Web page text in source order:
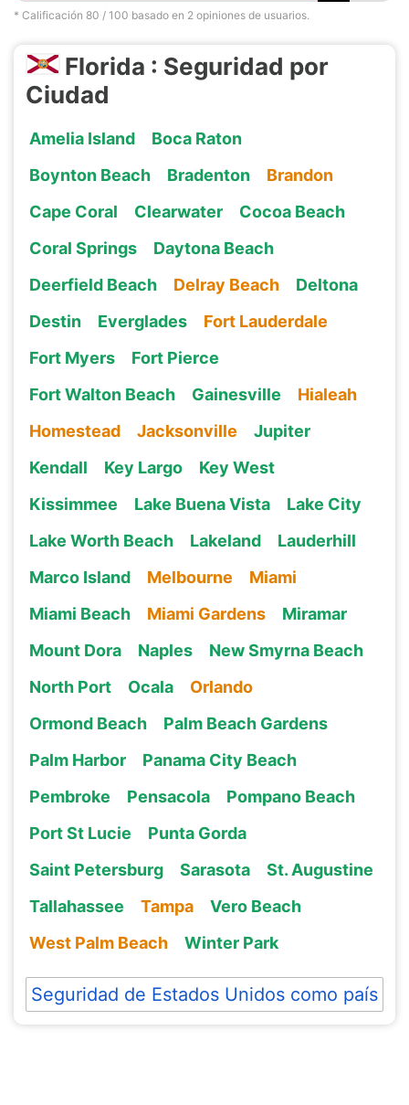
* Calificación 80 / 100 basado en 2 opiniones de usuarios.
Florida : Seguridad por
Ciudad
Amelia Island
Boca Raton
Boynton Beach
Bradenton
Brandon
Cape Coral
Clearwater
Cocoa Beach
Coral Springs
Daytona Beach
Deerfield Beach
Delray Beach
Deltona
Destin
Everglades
Fort Lauderdale
Fort Myers
Fort Pierce
Fort Walton Beach
Gainesville
Hialeah
Homestead
Jacksonville
Jupiter
Kendall
Key Largo
Key West
Kissimmee
Lake Buena Vista
Lake City
Lake Worth Beach
Lakeland
Lauderhill
Marco Island
Melbourne
Miami
Miami Beach
Miami Gardens
Miramar
Mount Dora
Naples
New Smyrna Beach
North Port
Ocala
Orlando
Ormond Beach
Palm Beach Gardens
Palm Harbor
Panama City Beach
Pembroke
Pensacola
Pompano Beach
Port St Lucie
Punta Gorda
Saint Petersburg
Sarasota
St. Augustine
Tallahassee
Tampa
Vero Beach
West Palm Beach
Winter Park
Seguridad de Estados Unidos como país